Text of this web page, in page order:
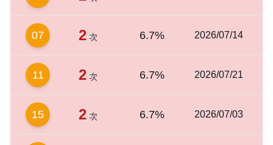
07 2 次 6.7% 2026/07/14
11 2 次 6.7% 2026/07/21
15 2 次 6.7% 2026/07/03